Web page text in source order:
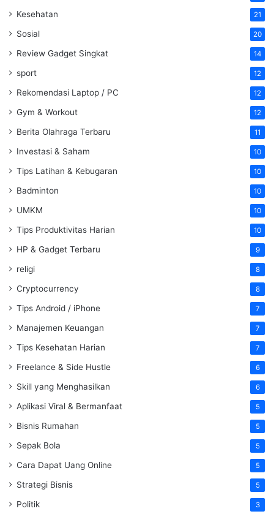
Kesehatan 21
Sosial 20
Review Gadget Singkat 14
sport 12
Rekomendasi Laptop / PC 12
Gym & Workout 12
Berita Olahraga Terbaru 11
Investasi & Saham 10
Tips Latihan & Kebugaran 10
Badminton 10
UMKM 10
Tips Produktivitas Harian 10
HP & Gadget Terbaru 9
religi 8
Cryptocurrency 8
Tips Android / iPhone 7
Manajemen Keuangan 7
Tips Kesehatan Harian 7
Freelance & Side Hustle 6
Skill yang Menghasilkan 6
Aplikasi Viral & Bermanfaat 5
Bisnis Rumahan 5
Sepak Bola 5
Cara Dapat Uang Online 5
Strategi Bisnis 5
Politik 3